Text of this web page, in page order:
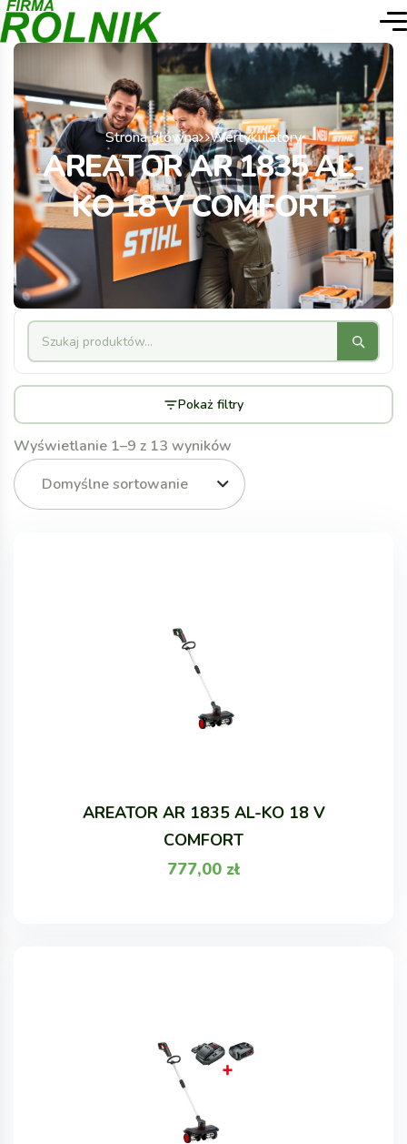
Strona główna Wertykulatory
AREATOR AR 1835 AL-
KO 18 V COMFORT
Wyświetlanie 1–9 z 13 wyników
Domyślne sortowanie
AREATOR AR 1835 AL-KO 18 V
COMFORT
777,00 zł
Pokaż filtry